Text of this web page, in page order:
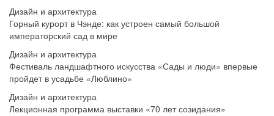
Дизайн и архитектура
Горный курорт в Чэнде: как устроен самый большой
императорский сад в мире
Дизайн и архитектура
Фестиваль ландшафтного искусства «Сады и люди» впервые
пройдет в усадьбе «Люблино»
Дизайн и архитектура
Лекционная программа выставки «70 лет созидания»